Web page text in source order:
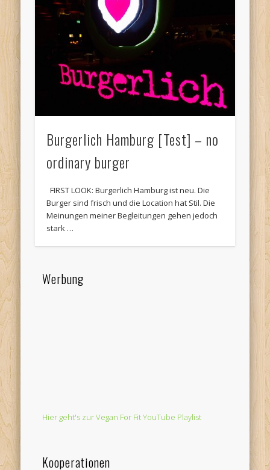
Burgerlich Hamburg [Test] – no
ordinary burger
FIRST LOOK: Burgerlich Hamburg ist neu. Die
Burger sind frisch und die Location hat Stil. Die
Meinungen meiner Begleitungen gehen jedoch
stark …
Werbung
Hier geht's zur Vegan For Fit YouTube Playlist
Kooperationen